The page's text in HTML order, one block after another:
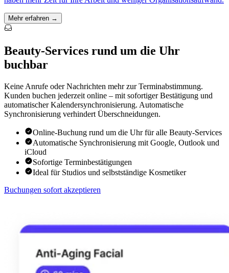
Mehr erfahren →
Beauty-Services rund um die Uhr
buchbar
Keine Anrufe oder Nachrichten mehr zur Terminabstimmung.
Kunden buchen jederzeit online – mit sofortiger Bestätigung und
automatischer Kalendersynchronisierung. Automatische
Synchronisierung verhindert Überschneidungen.
Online-Buchung rund um die Uhr für alle Beauty-Services
Automatische Synchronisierung mit Google, Outlook und
iCloud
Sofortige Terminbestätigungen
Ideal für Studios und selbstständige Kosmetiker
Buchungen sofort akzeptieren